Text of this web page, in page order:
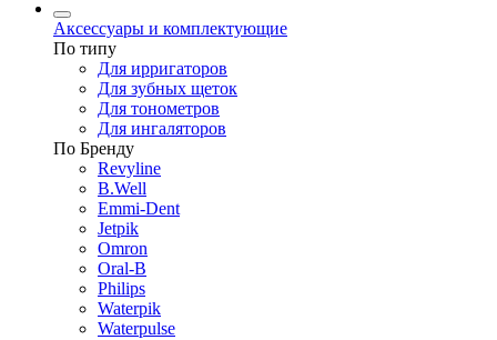
Аксессуары и комплектующие
По типу
Для ирригаторов
Для зубных щеток
Для тонометров
Для ингаляторов
По Бренду
Revyline
B.Well
Emmi-Dent
Jetpik
Omron
Oral-B
Philips
Waterpik
Waterpulse